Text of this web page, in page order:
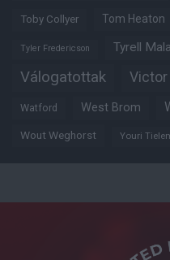
Toby Collyer Tom Heaton
Tyler Fredericson Tyrell
Válogatottak Victor
Watford West Brom
Wout Weghorst Youri